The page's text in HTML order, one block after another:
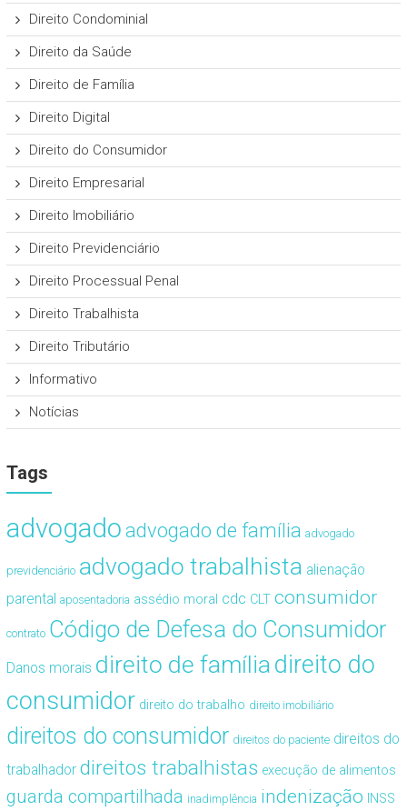
Direito Condominial
Direito da Saúde
Direito de Família
Direito Digital
Direito do Consumidor
Direito Empresarial
Direito Imobiliário
Direito Previdenciário
Direito Processual Penal
Direito Trabalhista
Direito Tributário
Informativo
Notícias
Tags
advogado advogado de família advogado
previdenciário advogado trabalhista alienação
parental aposentadoria assédio moral cdc CLT consumidor
contrato Código de Defesa do Consumidor
Danos morais direito de famíliadireito do
consumidor direito do trabalho direito imobiliário
direitos do consumidor direitos do paciente direitos do
trabalhador direitos trabalhistas execução de alimentos
guarda compartilhada inadimplência indenização INSS